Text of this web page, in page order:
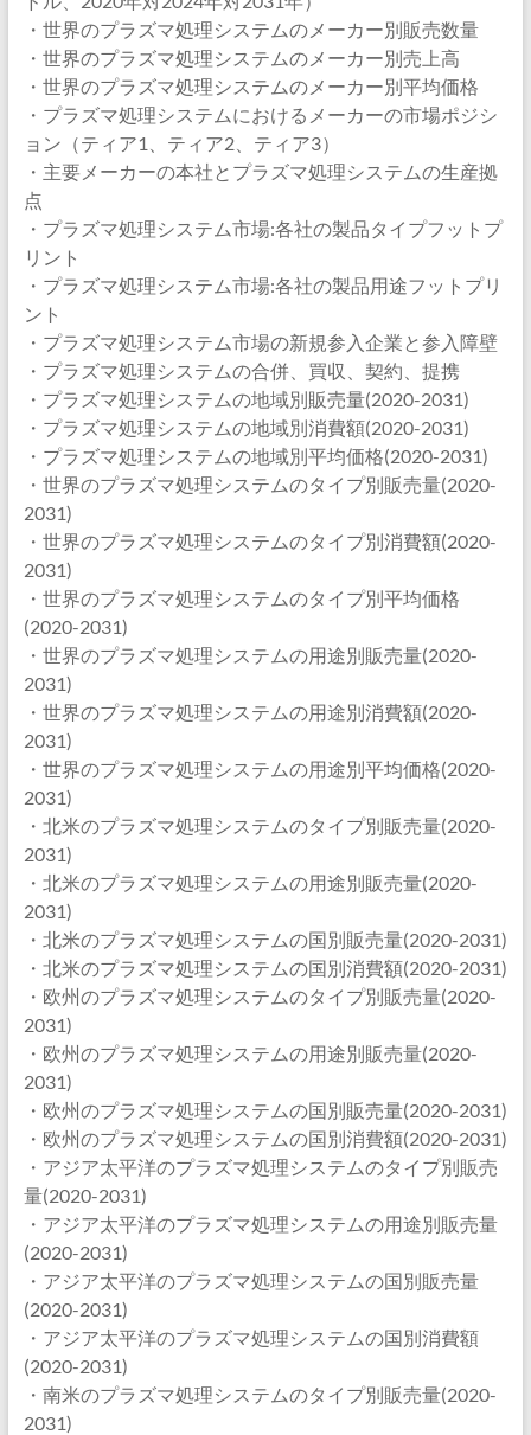
・世界のプラズマ処理システムのメーカー別販売数量
・世界のプラズマ処理システムのメーカー別売上高
・世界のプラズマ処理システムのメーカー別平均価格
・プラズマ処理システムにおけるメーカーの市場ポジシ
ョン（ティア1、ティア2、ティア3）
・主要メーカーの本社とプラズマ処理システムの生産拠
点
・プラズマ処理システム市場:各社の製品タイプフットプ
リント
・プラズマ処理システム市場:各社の製品用途フットプリ
ント
・プラズマ処理システム市場の新規参入企業と参入障壁
・プラズマ処理システムの合併、買収、契約、提携
・プラズマ処理システムの地域別販売量(2020-2031)
・プラズマ処理システムの地域別消費額(2020-2031)
・プラズマ処理システムの地域別平均価格(2020-2031)
・世界のプラズマ処理システムのタイプ別販売量(2020-
2031)
・世界のプラズマ処理システムのタイプ別消費額(2020-
2031)
・世界のプラズマ処理システムのタイプ別平均価格
(2020-2031)
・世界のプラズマ処理システムの用途別販売量(2020-
2031)
・世界のプラズマ処理システムの用途別消費額(2020-
2031)
・世界のプラズマ処理システムの用途別平均価格(2020-
2031)
・北米のプラズマ処理システムのタイプ別販売量(2020-
2031)
・北米のプラズマ処理システムの用途別販売量(2020-
2031)
・北米のプラズマ処理システムの国別販売量(2020-2031)
・北米のプラズマ処理システムの国別消費額(2020-2031)
・欧州のプラズマ処理システムのタイプ別販売量(2020-
2031)
・欧州のプラズマ処理システムの用途別販売量(2020-
2031)
・欧州のプラズマ処理システムの国別販売量(2020-2031)
・欧州のプラズマ処理システムの国別消費額(2020-2031)
・アジア太平洋のプラズマ処理システムのタイプ別販売
量(2020-2031)
・アジア太平洋のプラズマ処理システムの用途別販売量
(2020-2031)
・アジア太平洋のプラズマ処理システムの国別販売量
(2020-2031)
・アジア太平洋のプラズマ処理システムの国別消費額
(2020-2031)
・南米のプラズマ処理システムのタイプ別販売量(2020-
2031)